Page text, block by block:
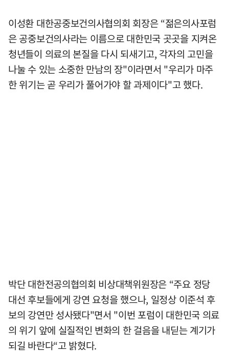
이성환 대한공중보건의사협의회 회장은 “젊은의사포럼
은 공중보건의사라는 이름으로 대한민국 곳곳을 지켜온
청년들이 의료의 본질을 다시 되새기고, 각자의 고민을
나눌 수 있는 소중한 만남의 장"이라면서 "우리가 마주
한 위기는 곧 우리가 풀어가야 할 과제이다"고 했다.
박단 대한전공의협의회 비상대책위원장은 “주요 정당
대선 후보들에게 강연 요청을 했으나, 일정상 이준석 후
보의 강연만 성사됐다"면서 "이번 포럼이 대한민국 의료
의 위기 앞에 실질적인 변화의 한 걸음을 내딛는 계기가
되길 바란다“고 밝혔다.